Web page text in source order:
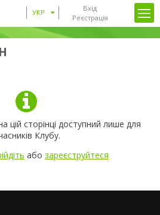
Вхід
Реєстрація
УКР
цій сторінці доступний лише для
Клубу.
або зареєструйтеся